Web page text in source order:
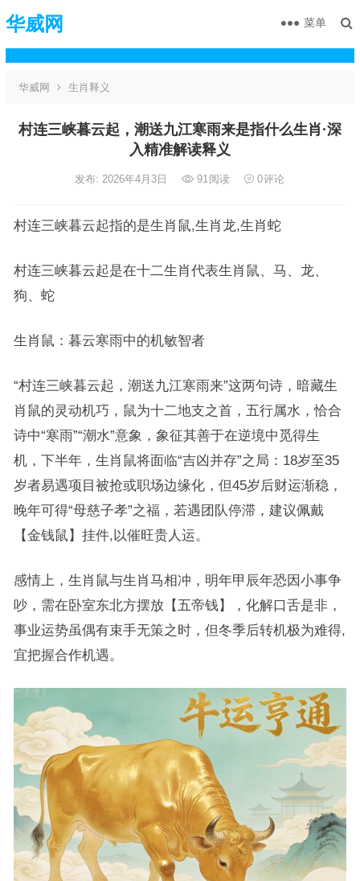
华威网 菜单
华威网 生肖释义
村连三峡暮云起，潮送九江寒雨来是指什么生肖·深
入精准解读释义
发布: 2026年4月3日 91阅读 0评论
村连三峡暮云起指的是生肖鼠,生肖龙,生肖蛇
村连三峡暮云起是在十二生肖代表生肖鼠、马、龙、
狗、蛇
生肖鼠：暮云寒雨中的机敏智者
“村连三峡暮云起，潮送九江寒雨来”这两句诗，暗藏生
肖鼠的灵动机巧，鼠为十二地支之首，五行属水，恰合
诗中“寒雨”“潮水”意象，象征其善于在逆境中觅得生
机，下半年，生肖鼠将面临“吉凶并存”之局：18岁至35
岁者易遇项目被抢或职场边缘化，但45岁后财运渐稳，
晚年可得“母慈子孝”之福，若遇团队停滞，建议佩戴
【金钱鼠】挂件,以催旺贵人运。
感情上，生肖鼠与生肖马相冲，明年甲辰年恐因小事争
吵，需在卧室东北方摆放【五帝钱】，化解口舌是非，
事业运势虽偶有束手无策之时，但冬季后转机极为难得,
宜把握合作机遇。